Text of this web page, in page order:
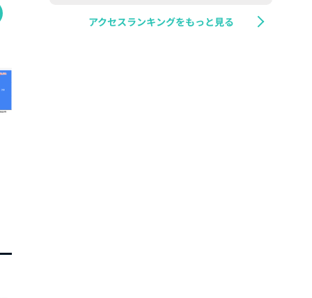
アクセスランキングをもっと見る